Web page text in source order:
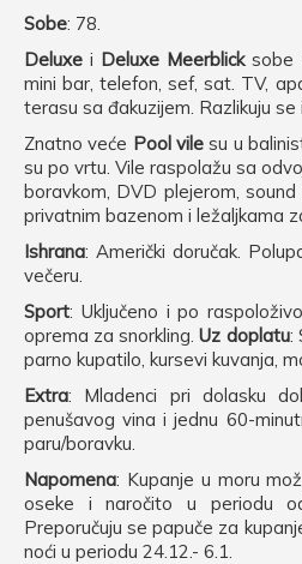
Sobe: 78.
Deluxe i Deluxe Meerblicksobe
mini bar, telefon, sef, sat. TV,
terasu sa đakuzijem. Razlikuju se
Znatno veće Pool vile su u
su po vrtu. Vile raspolažu sa
boravkom, DVD plejerom,
privatnim bazenom i ležaljkama
Ishrana: Američki doručak.
večeru.
Sport: Uključeno i po
oprema za snorkling.Uz doplatu:
parno kupatilo, kursevi kuvanja,
Extra: Mladenci pri dolasku
penušavog vina i jednu 60-
paru/boravku.
Napomena: Kupanje u moru
oseke i naročito u periodu
Preporučuju se papuče za
noći u periodu 24.12.- 6.1.